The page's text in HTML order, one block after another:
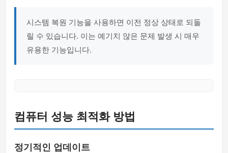
시스템 복원 기능을 사용하면 이전 정상 상태로 되돌
릴 수 있습니다. 이는 예기치 않은 문제 발생 시 매우
유용한 기능입니다.
컴퓨터 성능 최적화 방법
정기적인 업데이트